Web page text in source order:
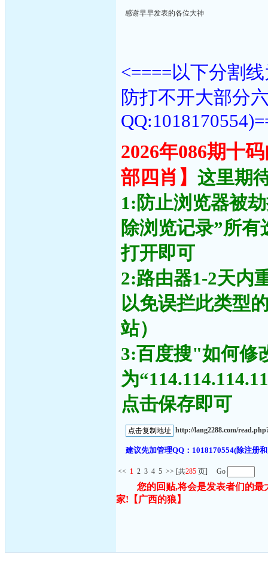
感谢早早发表的各位大神
<====以下分割
防打不开大部分
2026年086期十
部四肖】 这里期
1:防止浏览器被
除浏览记录”所
打开即可
2:路由器1-2天内
以免误拦此类型
站）
3:百度搜"如何修
为
点击保存即可
http://lang2288.com/
建议先加管理QQ：1018170554(除注册
<< 1 2 3 4 5 >> [共285 页] Go
您的回贴,将会是发表者们的
家! 【广西的狼】